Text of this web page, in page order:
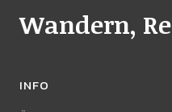
Wandern,
INFO